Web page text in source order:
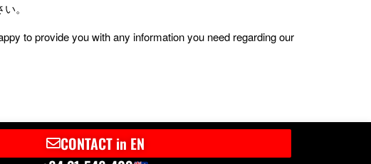
。
to provide you with any information you need regarding our
CONTACT in EN